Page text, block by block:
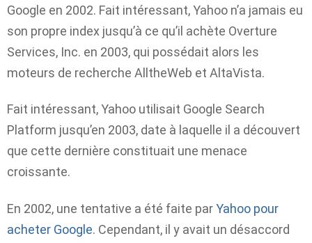
Google en 2002. Fait intéressant, Yahoo n’a jamais eu
son propre index jusqu’à ce qu’il achète Overture
Services, Inc. en 2003, qui possédait alors les
moteurs de recherche AlltheWeb et AltaVista.
Fait intéressant, Yahoo utilisait Google Search
Platform jusqu’en 2003, date à laquelle il a découvert
que cette dernière constituait une menace
croissante.
En 2002, une tentative a été faite parYahoo pour
acheter Google. Cependant, il y avait un désaccord